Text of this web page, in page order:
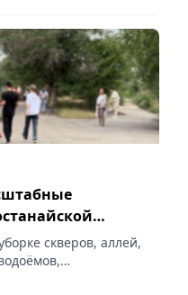
скверов, аллей,